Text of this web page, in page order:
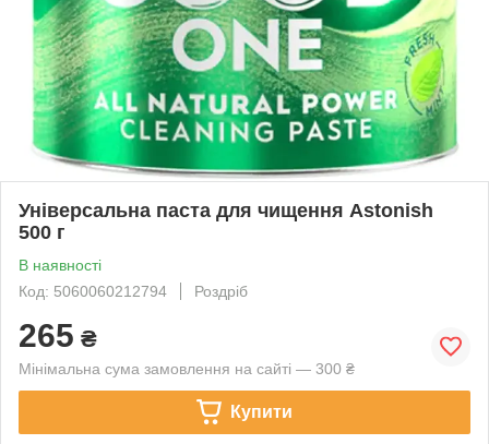
Універсальна паста для чищення Astonish
500 г
В наявності
Код: 5060060212794
Роздріб
265 ₴
Мінімальна сума замовлення на сайті — 300 ₴
Купити